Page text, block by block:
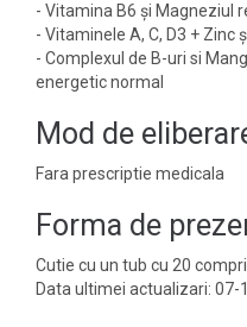
- Vitamina B6 și Magneziul
- Vitaminele A, C, D3 +
- Complexul de B-uri si
energetic normal
Mod de
Fara prescriptie medicala
Forma de
Cutie cu un tub cu 20
Data ultimei actualizari: 07-